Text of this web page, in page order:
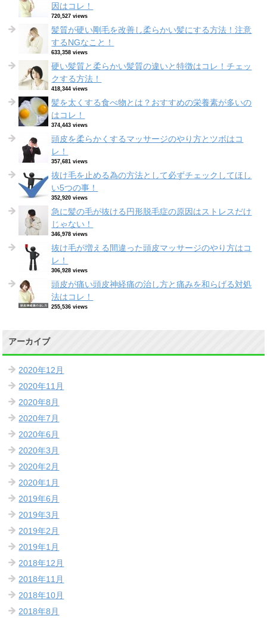
因はコレ！
720,527 views
髪質が硬い剛毛を改善し柔らかい髪にする方法！注意
するNGなこと！
633,358 views
硬い髪質と柔らかい髪質の違いと特徴はコレ！チェッ
クする方法！
418,344 views
髪を太くする食べ物とは？おすすめの栄養素が多いの
はコレ！
374,443 views
頭皮を柔らかくするマッサージのやり方とツボはコ
レ！
357,681 views
抜け毛を止める為の方法として必ずチェックしてほし
い5つの事！
352,920 views
急に髪の毛が抜ける円形脱毛症の原因はストレスだけ
じゃない！
346,978 views
抜け毛が増える間違った頭皮マッサージのやり方はコ
レ！
306,928 views
頭皮が痛い頭皮神経痛の治し方と痛みを和らげる対処
法はコレ！
255,536 views
アーカイブ
2020年12月
2020年11月
2020年8月
2020年7月
2020年6月
2020年3月
2020年2月
2020年1月
2019年6月
2019年3月
2019年2月
2019年1月
2018年12月
2018年11月
2018年10月
2018年8月